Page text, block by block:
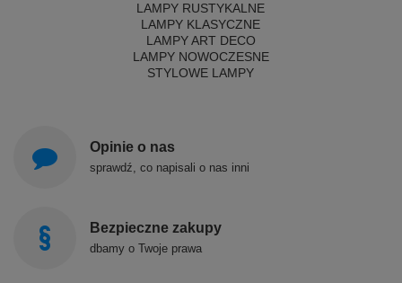
LAMPY RUSTYKALNE
LAMPY KLASYCZNE
LAMPY ART DECO
LAMPY NOWOCZESNE
STYLOWE LAMPY
Opinie o nas
sprawdź, co napisali o nas inni
Bezpieczne zakupy
dbamy o Twoje prawa